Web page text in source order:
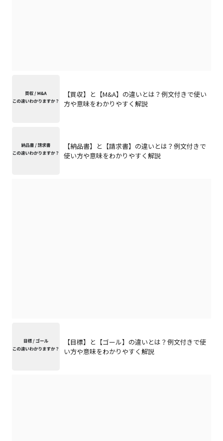
【買収】と【M&A】の違いとは？例文付きで使い
方や意味をわかりやすく解説
【納品書】と【請求書】の違いとは？例文付きで
使い方や意味をわかりやすく解説
【目標】と【ゴール】の違いとは？例文付きで使
い方や意味をわかりやすく解説